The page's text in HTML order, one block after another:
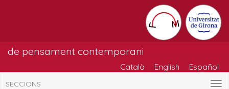
de pensament contemporani
Català English Español
SECCIONS